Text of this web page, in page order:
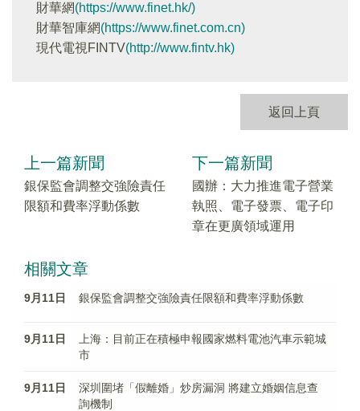
財華網(https://www.finet.hk/)
財華智庫網(https://www.finet.com.cn)
現代電視FINTV(http://www.fintv.hk)
返回上頁
上一篇新聞
銀保監會調整交強險責任
限額和費率浮動係數
下一篇新聞
國辦：大力推進電子營業
執照、電子發票、電子印
章在更廣領域運用
相關文章
9月11日 銀保監會調整交強險責任限額和費率浮動係數
9月11日
上海：目前正在積極申報國家燃料電池汽車示範城
市
9月11日
深圳圍堵「假離婚」炒房漏洞 將建立婚姻信息查
詢機制